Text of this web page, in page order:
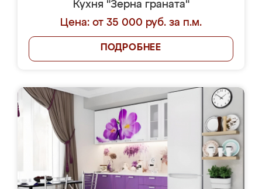
Кухня "Зерна граната"
Цена: от 35 000 руб. за п.м.
ПОДРОБНЕЕ